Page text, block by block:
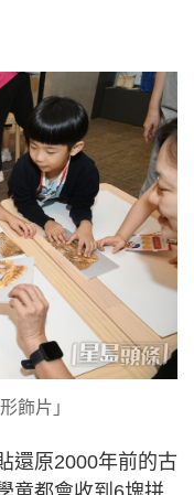
飾片」
還原2000年前的古